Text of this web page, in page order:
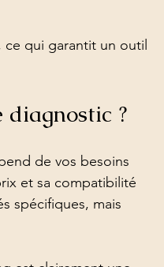
qui garantit un outil
?
de vos besoins
et sa compatibilité
spécifiques, mais